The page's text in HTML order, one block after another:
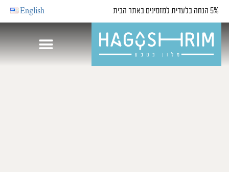
5% הנחה בלעדית למזמינים באתר הבית English